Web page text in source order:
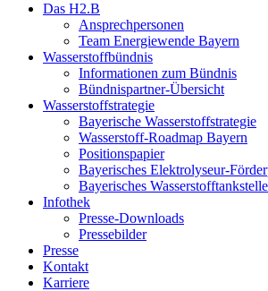
Das H2.B
Ansprechpersonen
Team Energiewende Bayern
Wasserstoffbündnis
Informationen zum Bündnis
Bündnispartner-Übersicht
Wasserstoffstrategie
Bayerische Wasserstoffstrategie
Wasserstoff-Roadmap Bayern
Positionspapier
Bayerisches Elektrolyseur-
Bayerisches
Infothek
Presse-Downloads
Pressebilder
Presse
Kontakt
Karriere